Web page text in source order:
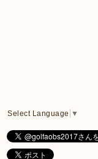
Select Language ▼